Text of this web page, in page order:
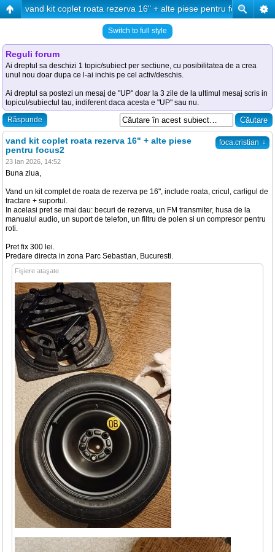
vand kit coplet roata rezerva 16" + alte piese pentru focus2
Switch to full style
Reguli forum
Ai dreptul sa deschizi 1 topic/subiect per sectiune, cu posibilitatea de a crea
unul nou doar dupa ce l-ai inchis pe cel activ/deschis.
Ai dreptul sa postezi un mesaj de "UP" doar la 3 zile de la ultimul mesaj scris in
topicul/subiectul tau, indiferent daca acesta e "UP" sau nu.
Răspunde
foca.cristian ↓
vand kit coplet roata rezerva 16" + alte piese
pentru focus2
23 Ian 2026, 14:52
Buna ziua,
Vand un kit complet de roata de rezerva pe 16", include roata, cricul, carligul de
tractare + suportul.
In acelasi pret se mai dau: becuri de rezerva, un FM transmiter, husa de la
manualul audio, un suport de telefon, un filtru de polen si un compresor pentru
roti.
Pret fix 300 lei.
Predare directa in zona Parc Sebastian, Bucuresti.
Fişiere ataşate